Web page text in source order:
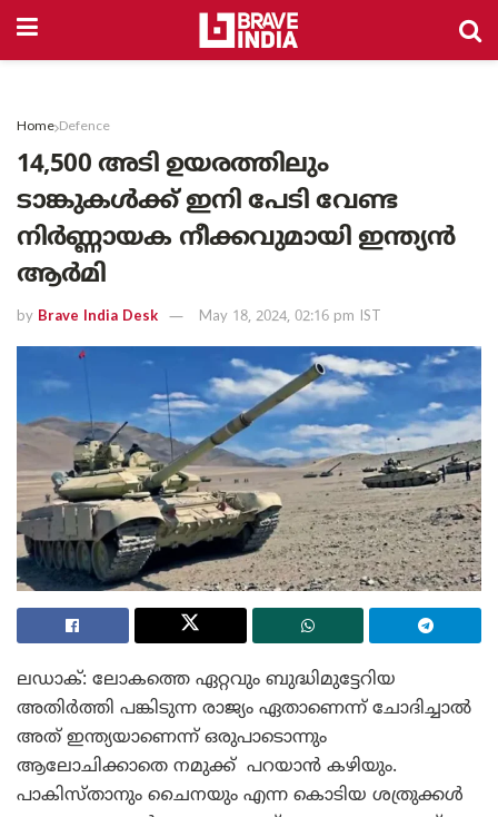
Home Defence
14,500 അടി ഉയരത്തിലും
ടാങ്കുകൾക്ക് ഇനി പേടി വേണ്ട
നിർണ്ണായക നീക്കവുമായി ഇന്ത്യൻ
ആർമി
by Brave India Desk May 18, 2024, 02:16 pm IST
ലഡാക്: ലോകത്തെ ഏറ്റവും ബുദ്ധിമുട്ടേറിയ
അതിർത്തി പങ്കിടുന്ന രാജ്യം ഏതാണെന്ന് ചോദിച്ചാൽ
അത് ഇന്ത്യയാണെന്ന് ഒരുപാടൊന്നും
ആലോചിക്കാതെ നമുക്ക് പറയാൻ കഴിയും.
പാകിസ്താനും ചൈനയും എന്ന കൊടിയ ശത്രുക്കൾ